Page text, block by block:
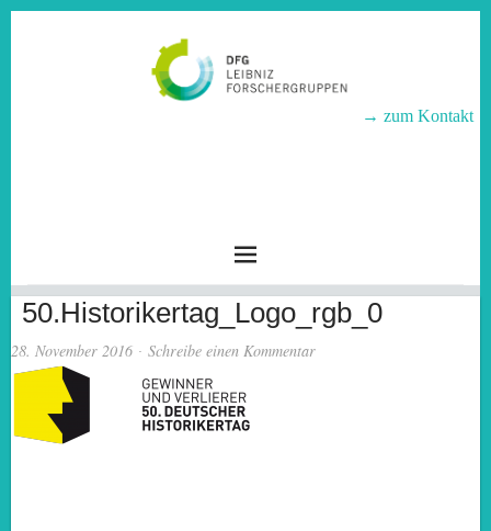
→ zum Kontakt
50.Historikertag_Logo_rgb_0
28. November 2016 Schreibe einen Kommentar